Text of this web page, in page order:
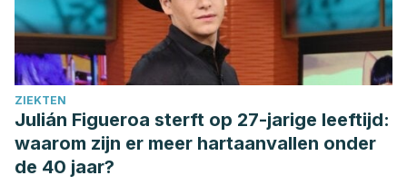
ZIEKTEN
Julián Figueroa sterft op 27-jarige leeftijd:
waarom zijn er meer hartaanvallen onder
de 40 jaar?